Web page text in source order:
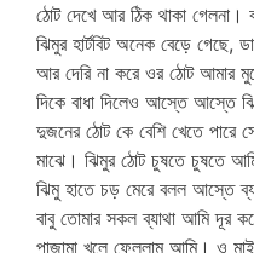
ঠোট দেখে আর ঠিক থাকা গেলনা।
ঝিমুর হার্টবিট অনেক বেড়ে
আর দেরি না করে ওর ঠোট আমার
দিকে বাধা দিলেও আস্তে আস্তে
দুজনের ঠোট কে বেশি খেতে পারে
মাঝে। ঝিমুর ঠোট চুষতে চুষতে
ঝিমু হাতে চড় মেরে বলল আস্তে
বাবু তোমার সকল ব্যাথা আমি দূর
পাজামা খুলে ফেললাম আমি। ও